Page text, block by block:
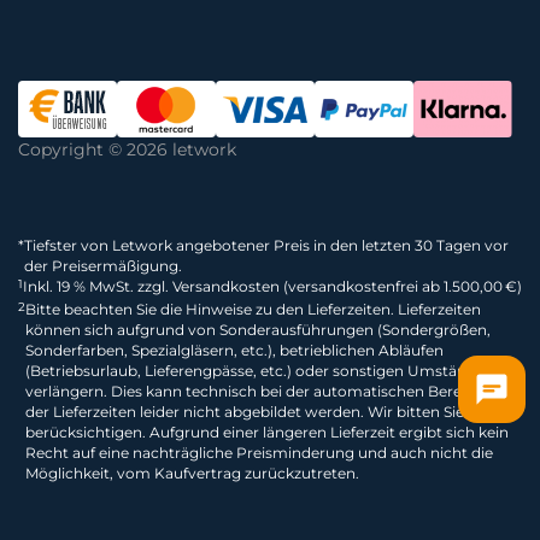
Copyright © 2026 letwork
*Tiefster von Letwork angebotener Preis in den letzten 30 Tagen vor
der Preisermäßigung.
1Inkl. 19 % MwSt. zzgl. Versandkosten (versandkostenfrei ab 1.500,00 €)
2Bitte beachten Sie die Hinweise zu den Lieferzeiten. Lieferzeiten
können sich aufgrund von Sonderausführungen (Sondergrößen,
Sonderfarben, Spezialgläsern, etc.), betrieblichen Abläufen
(Betriebsurlaub, Lieferengpässe, etc.) oder sonstigen Umständen
verlängern. Dies kann technisch bei der automatischen Berechnung
der Lieferzeiten leider nicht abgebildet werden. Wir bitten Sie dies zu
berücksichtigen. Aufgrund einer längeren Lieferzeit ergibt sich kein
Recht auf eine nachträgliche Preisminderung und auch nicht die
Möglichkeit, vom Kaufvertrag zurückzutreten.